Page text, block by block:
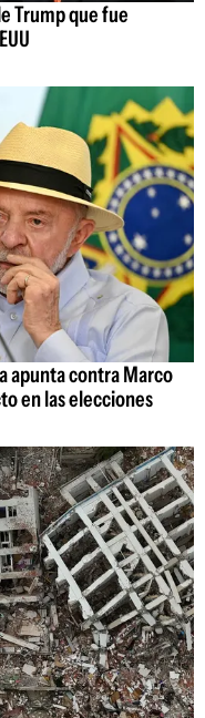
Trump que fue
apunta contra Marco
en las elecciones